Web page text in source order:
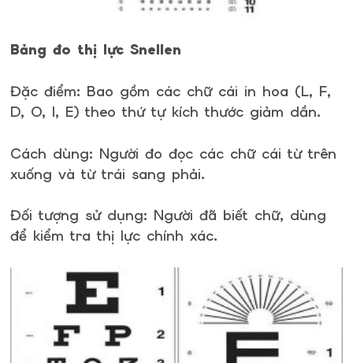
Bảng đo thị lực Snellen
Đặc điểm: Bao gồm các chữ cái in hoa (L, F,
D, O, I, E) theo thứ tự kích thước giảm dần.
Cách dùng: Người đo đọc các chữ cái từ trên
xuống và từ trái sang phải.
Đối tượng sử dụng: Người đã biết chữ, dùng
để kiểm tra thị lực chính xác.